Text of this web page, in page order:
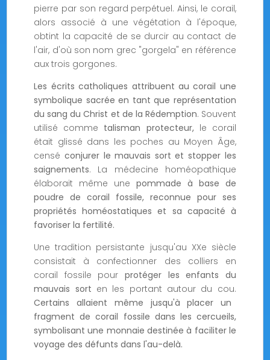
pierre par son regard perpétuel. Ainsi, le corail,
alors associé à une végétation à l'époque,
obtint la capacité de se durcir au contact de
l'air, d'où son nom grec "gorgela" en référence
aux trois gorgones.
Les écrits catholiques attribuent au corail une
symbolique sacrée en tant que représentation
du sang du Christ et de la Rédemption. Souvent
utilisé comme talisman protecteur,le corail
était glissé dans les poches au Moyen Âge,
censé conjurer le mauvais sort et stopper les
saignements. La médecine homéopathique
élaborait même une pommade à base de
poudre de corail fossile, reconnue pour ses
propriétés homéostatiques et sa capacité à
favoriser la fertilité.
Une tradition persistante jusqu'au XXe siècle
consistait à confectionner des colliers en
corail fossile pour protéger les enfants du
mauvais sort en les portant autour du cou.
Certains allaient même jusqu'à placer un
fragment de corail fossile dans les cercueils,
symbolisant une monnaie destinée à faciliter le
voyage des défunts dans l'au-delà.